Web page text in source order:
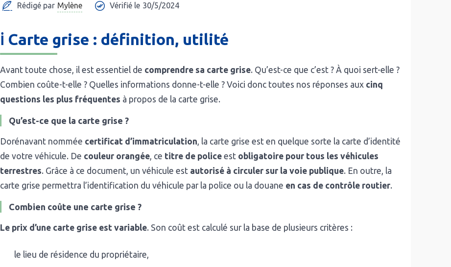
Rédigé par Mylène Vérifié le 30/5/2024
ℹ️ Carte grise : définition, utilité
Avant toute chose, il est essentiel de comprendre sa carte grise. Qu’est-ce que c’est ? À quoi sert-elle ?
Combien coûte-t-elle ? Quelles informations donne-t-elle ? Voici donc toutes nos réponses aux cinq
questions les plus fréquentes à propos de la carte grise.
Qu’est-ce que la carte grise ?
Dorénavant nommée certificat d’immatriculation , la carte grise est en quelque sorte la carte d’identité
de votre véhicule. De couleur orangée , ce titre de police est obligatoire pour tous les véhicules
terrestres. Grâce à ce document, un véhicule est autorisé à circuler sur la voie publique. En outre, la
carte grise permettra l’identification du véhicule par la police ou la douane en cas de contrôle routier.
Combien coûte une carte grise ?
Le prix d’une carte grise est variable. Son coût est calculé sur la base de plusieurs critères :
le lieu de résidence du propriétaire,